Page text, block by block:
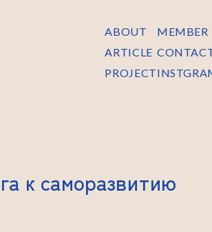
ABOUT
ARTICLE
PROJECT
MEMBER
к саморазвитию